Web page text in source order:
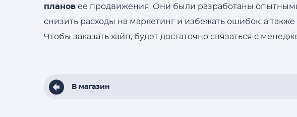
планов ее продвижения. Они были разработаны
снизить расходы на маркетинг и избежать ошибок, а
Чтобы заказать хайп, будет достаточно связаться с
В магазин